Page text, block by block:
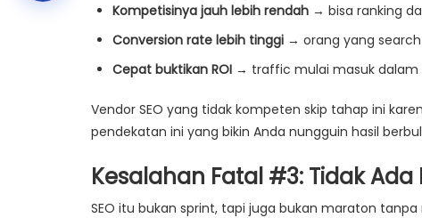
Kompetisinya jauh lebih rendah → bisa ranking
Conversion rate lebih tinggi → orang yang
Cepat buktikan ROI → traffic mulai masuk dalam
Vendor SEO yang tidak kompeten skip tahap ini
pendekatan ini yang bikin Anda nungguin hasil
Kesalahan Fatal #3: Tidak
SEO itu bukan sprint, tapi juga bukan maraton